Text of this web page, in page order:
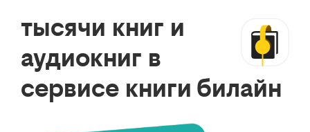
тысячи книг и
аудиокниг в
сервисе книги билайн